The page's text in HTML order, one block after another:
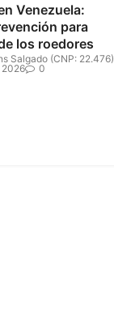
Venezuela:
para
los roedores
Salgado (CNP: 22.476)
2026
0